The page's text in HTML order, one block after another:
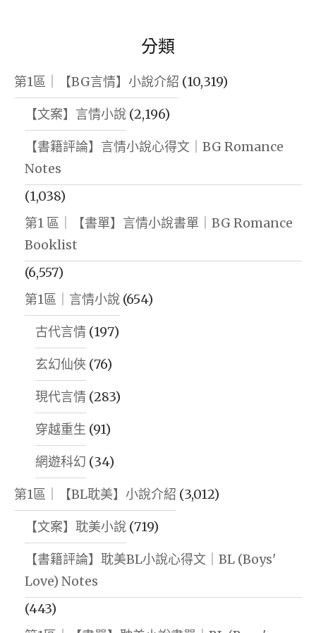
分類
第1區｜【BG言情】小說介紹 (10,319)
【文案】言情小說 (2,196)
【書籍評論】言情小說心得文｜BG Romance
Notes
(1,038)
第1 區｜【書單】言情小說書單｜BG Romance
Booklist
(6,557)
第1區｜言情小說 (654)
古代言情 (197)
玄幻仙俠 (76)
現代言情 (283)
穿越重生 (91)
網遊科幻 (34)
第1區｜【BL耽美】小說介紹 (3,012)
【文案】耽美小說 (719)
【書籍評論】耽美BL小說心得文｜BL (Boys'
Love) Notes
(443)